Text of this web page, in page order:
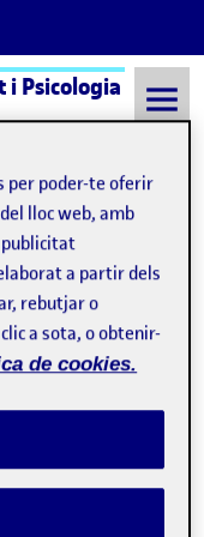
i Psicologia
Següent
Toro-Román V,
Albiol L, Pérez-
per poder-te oferir
lloc web, amb
a partir dels
rebutjar o
a sota, o obtenir-
de cookies.